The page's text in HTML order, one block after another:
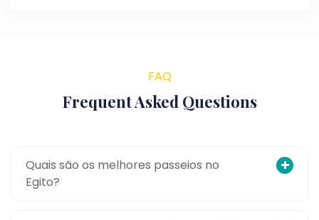
FAQ
Frequent Asked Questions
Quais são os melhores passeios no
Egito?